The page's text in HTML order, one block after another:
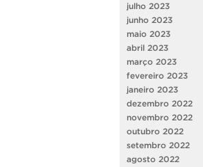
julho 2023
junho 2023
maio 2023
abril 2023
março 2023
fevereiro 2023
janeiro 2023
dezembro 2022
novembro 2022
outubro 2022
setembro 2022
agosto 2022